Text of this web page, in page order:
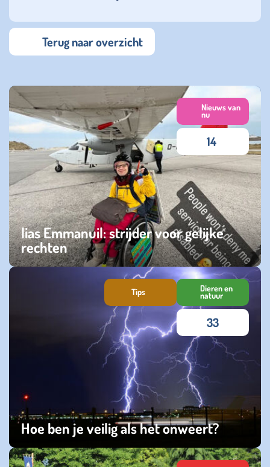
Terug naar overzicht
lias Emmanuil: strijder voor gelijke
rechten
zaterdag 25 juli 2026
Nieuws van
nu
14
Hoe ben je veilig als het onweert?
zaterdag 27 juni 2026
Tips Dieren en
natuur
33